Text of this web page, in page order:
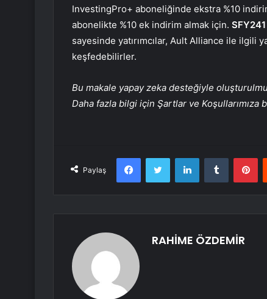
InvestingPro+ aboneliğinde ekstra %10
abonelikte %10 ek indirim almak için. SFY241
sayesinde yatırımcılar, Ault Alliance ile ilgili
keşfedebilirler.
Bu makale yapay zeka desteğiyle
Daha fazla bilgi için Şartlar ve Koşullarımıza
Paylaş
FacebookTwitter LinkedInTumblr
RAHİME ÖZDEMİR